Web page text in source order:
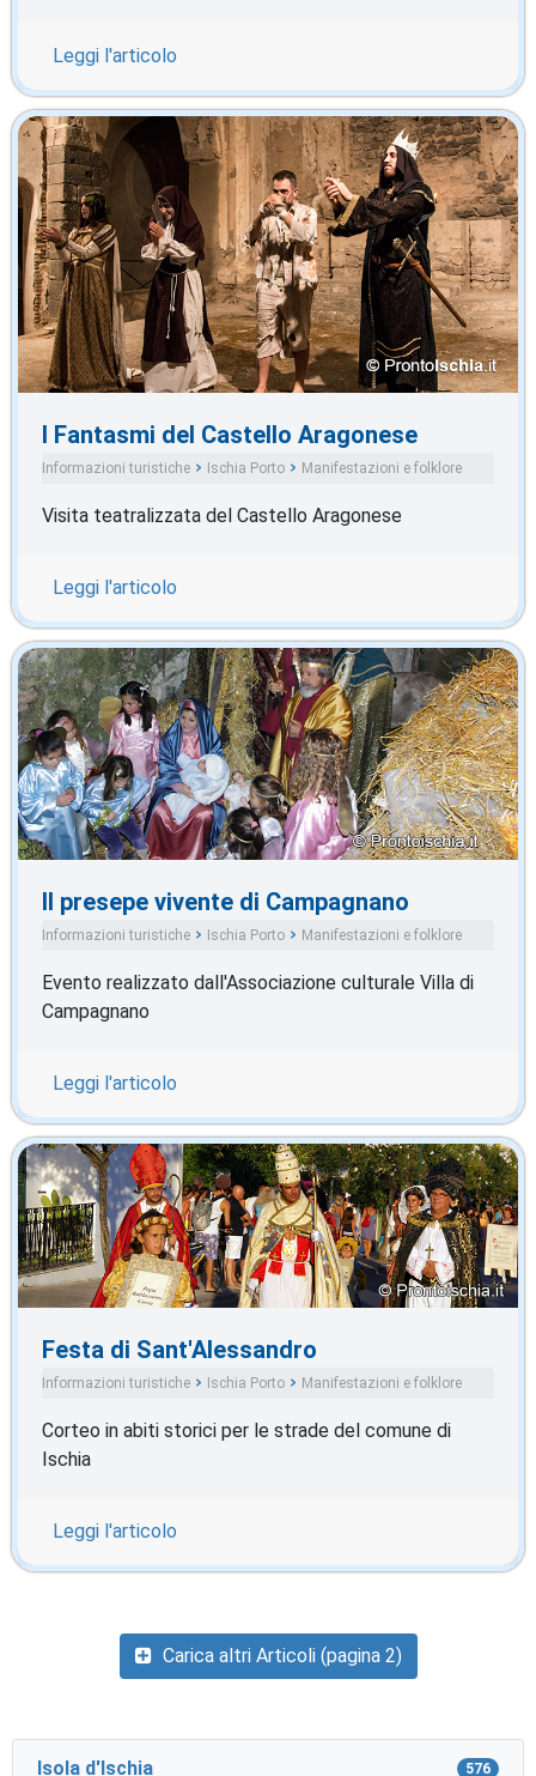
Leggi l'articolo
I Fantasmi del Castello Aragonese
Informazioni turistiche Ischia Porto Manifestazioni e folklore
Visita teatralizzata del Castello Aragonese
Leggi l'articolo
Il presepe vivente di Campagnano
Informazioni turistiche Ischia Porto Manifestazioni e folklore
Evento realizzato dall'Associazione culturale Villa di
Campagnano
Leggi l'articolo
Festa di Sant'Alessandro
Informazioni turistiche Ischia Porto Manifestazioni e folklore
Corteo in abiti storici per le strade del comune di
Ischia
Leggi l'articolo
Carica altri Articoli (pagina 2)
Isola d'Ischia 576